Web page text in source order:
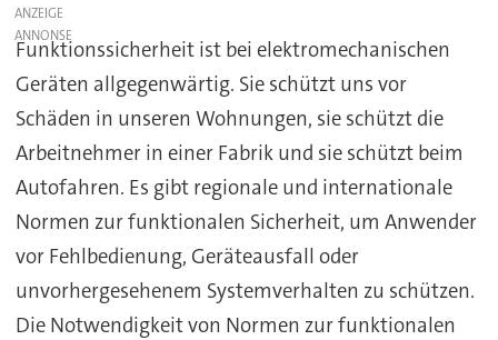
ANZEIGE
Funktionssicherheit ist bei elektromechanischen
Geräten allgegenwärtig. Sie schützt uns vor
Schäden in unseren Wohnungen, sie schützt die
Arbeitnehmer in einer Fabrik und sie schützt beim
Autofahren. Es gibt regionale und internationale
Normen zur funktionalen Sicherheit, um Anwender
vor Fehlbedienung, Geräteausfall oder
unvorhergesehenem Systemverhalten zu schützen.
Die Notwendigkeit von Normen zur funktionalen